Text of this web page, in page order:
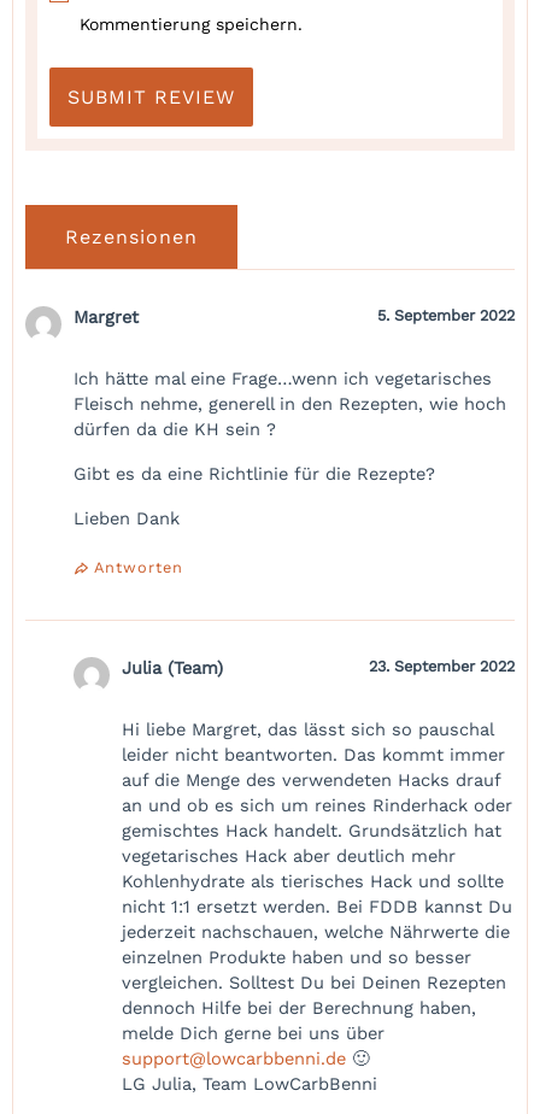
Kommentierung speichern.
Rezensionen
Margret 5. September 2022
Ich hätte mal eine Frage…wenn ich vegetarisches
Fleisch nehme, generell in den Rezepten, wie hoch
dürfen da die KH sein ?
Gibt es da eine Richtlinie für die Rezepte?
Lieben Dank
Antworten
Julia (Team) 23. September 2022
Hi liebe Margret, das lässt sich so pauschal
leider nicht beantworten. Das kommt immer
auf die Menge des verwendeten Hacks drauf
an und ob es sich um reines Rinderhack oder
gemischtes Hack handelt. Grundsätzlich hat
vegetarisches Hack aber deutlich mehr
Kohlenhydrate als tierisches Hack und sollte
nicht 1:1 ersetzt werden. Bei FDDB kannst Du
jederzeit nachschauen, welche Nährwerte die
einzelnen Produkte haben und so besser
vergleichen. Solltest Du bei Deinen Rezepten
dennoch Hilfe bei der Berechnung haben,
melde Dich gerne bei uns über
support@lowcarbbenni.de 🙂
LG Julia, Team LowCarbBenni